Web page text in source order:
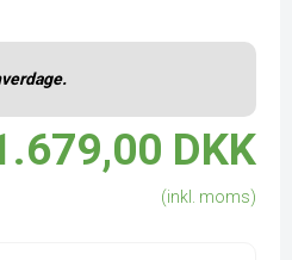
DKK
(inkl. moms)